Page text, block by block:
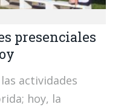
presenciales
actividades
hoy, la